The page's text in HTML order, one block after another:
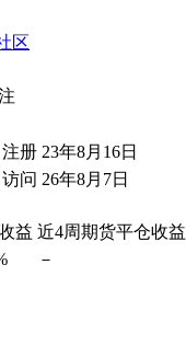
区
注册 23年8月16日
访问 26年8月7日
益 近4周期货平仓收益
－